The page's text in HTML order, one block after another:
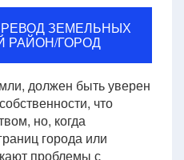
ЗЕМЕЛЬНЫХ
РАЙОН/ГОРОД
должен быть уверен
что
но, когда
города или
проблемы с